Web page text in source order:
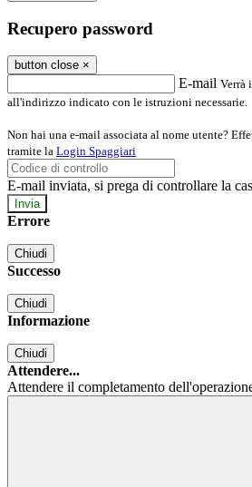
Recupero password
button close ×
E-mail Verrà
all'indirizzo indicato con le istruzioni necessarie.
Non hai una e-mail associata al nome utente?
tramite la Login Spaggiari
E-mail inviata, si prega di controllare la
Errore
Chiudi
Successo
Chiudi
Informazione
Chiudi
Attendere...
Attendere il completamento